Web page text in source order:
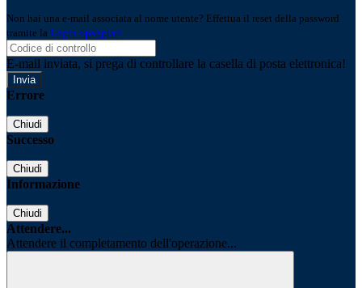
Non hai una e-mail associata al nome utente? Effettua il reset della password
tramite la Login Spaggiari
E-mail inviata, si prega di controllare la casella di posta elettronica!
Errore
Chiudi
Successo
Chiudi
Informazione
Chiudi
Attendere...
Attendere il completamento dell'operazione...